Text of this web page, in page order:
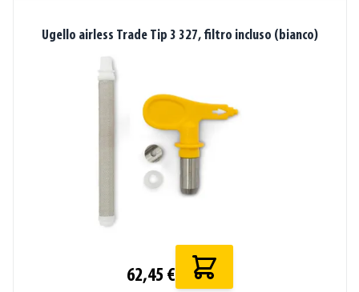
Ugello airless Trade Tip 3 327, filtro incluso (bianco)
62,45 €